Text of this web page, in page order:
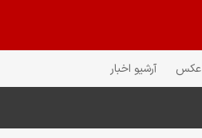
عکس آرشیو اخبار